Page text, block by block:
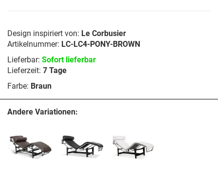
Design inspiriert von: Le Corbusier
Artikelnummer: LC-LC4-PONY-BROWN
Lieferbar: Sofort lieferbar
Lieferzeit: 7 Tage
Farbe: Braun
Andere Variationen: